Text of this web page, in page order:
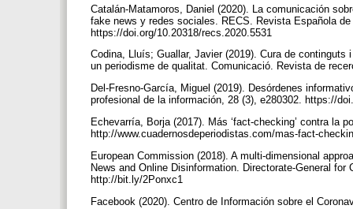
Catalán-Matamoros, Daniel (2020). La comunicación
fake news y redes sociales. RECS. Revista Española
https://doi.org/10.20318/recs.2020.5531
Codina, Lluís; Guallar, Javier (2019). Cura de
un periodisme de qualitat. Comunicació. Revista de
Del-Fresno-García, Miguel (2019). Desórdenes
profesional de la información, 28 (3), e280302. https://
Echevarría, Borja (2017). Más ‘fact-checking’ contra la
http://www.cuadernosdeperiodistas.com/mas-fact-
European Commission (2018). A multi-dimensional
News and Online Disinformation. Directorate-General
http://bit.ly/2Ponxc1
Facebook (2020). Centro de Información sobre el